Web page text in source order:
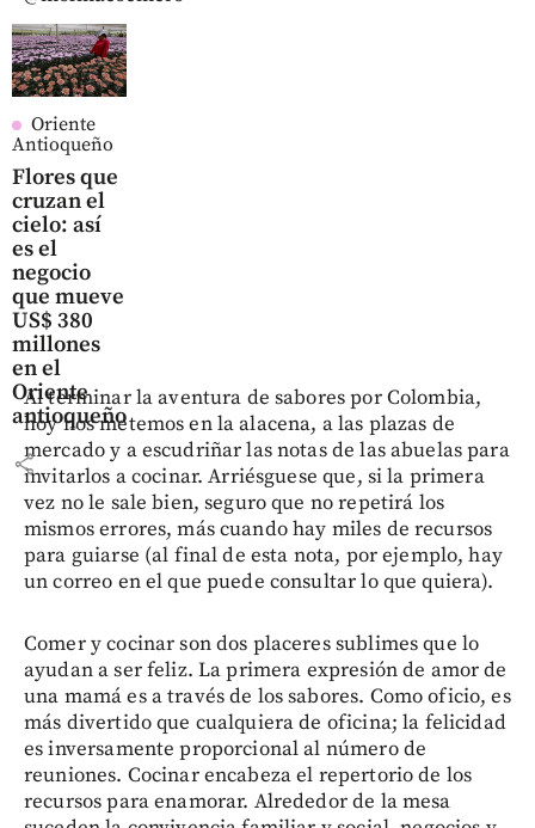
Oriente
Antioqueño
Flores que
cruzan el
cielo: así
es el
negocio
que mueve
US$ 380
millones
en el
Oriente
antioqueño
share
Al terminar la aventura de sabores por Colombia,
hoy nos metemos en la alacena, a las plazas de
mercado y a escudriñar las notas de las abuelas para
invitarlos a cocinar. Arriésguese que, si la primera
vez no le sale bien, seguro que no repetirá los
mismos errores, más cuando hay miles de recursos
para guiarse (al final de esta nota, por ejemplo, hay
un correo en el que puede consultar lo que quiera).
Comer y cocinar son dos placeres sublimes que lo
ayudan a ser feliz. La primera expresión de amor de
una mamá es a través de los sabores. Como oficio, es
más divertido que cualquiera de oficina; la felicidad
es inversamente proporcional al número de
reuniones. Cocinar encabeza el repertorio de los
recursos para enamorar. Alrededor de la mesa